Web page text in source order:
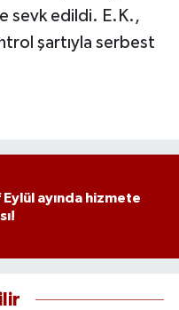
sevk edildi. E.K.,
şartıyla serbest
ayında hizmete